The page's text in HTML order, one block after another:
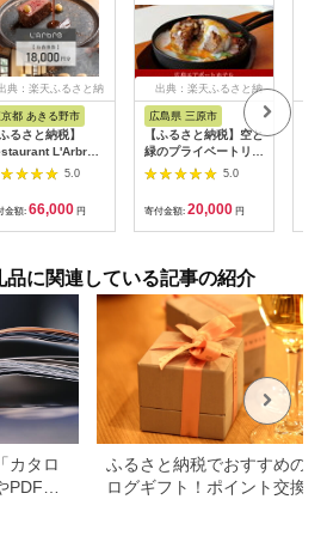
典：楽天ふるさと納
都 あきる野市
ふるさと納税】
L'Arbre
使いいただけるお
事券 18,000円分
ラルブル】
】
5.0
金額: 66,000 円
出典：楽天ふるさと納
広島県 三原市
【ふるさと納税】空と
緑のプライベートリゾ
ートレストラン券5，
000点分 008005
5.0
寄付金額: 20,000 円
品に関連している記事の紹介
カタロ
カ
ふるさと納税でおすすめのカ
ログギフト！ポイント交換で